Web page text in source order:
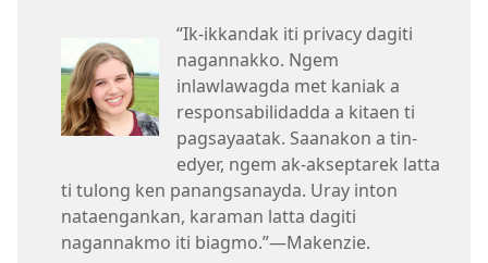
“Ik-ikkandak iti privacy dagiti
nagannakko. Ngem
inlawlawagda met kaniak a
responsabilidadda a kitaen ti
pagsayaatak. Saanakon a tin-
edyer, ngem ak-akseptarek latta
ti tulong ken panangsanayda. Uray inton
nataengankan, karaman latta dagiti
nagannakmo iti biagmo.”​—Makenzie.